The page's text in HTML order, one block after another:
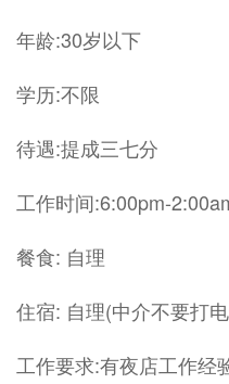
年龄:30岁以下
学历:不限
待遇:提成三七分
工作时间:6:00pm-
餐食: 自理
住宿: 自理(中介不要打
工作要求:有夜店工作经